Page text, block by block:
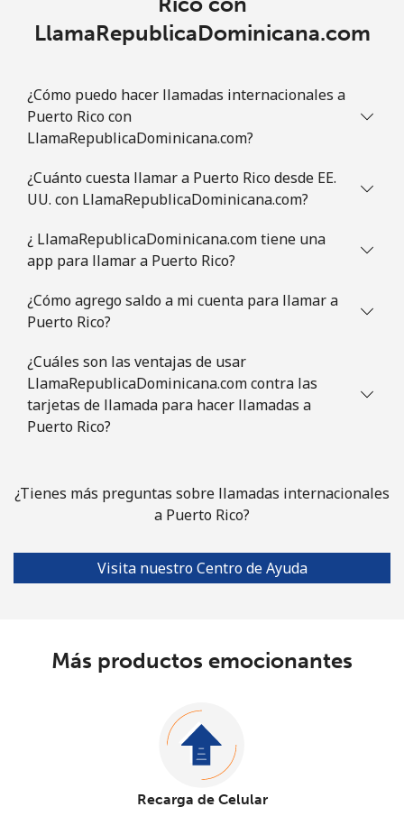
LlamaRepublicaDominicana.com
¿Cómo puedo hacer llamadas internacionales a
Puerto Rico con
LlamaRepublicaDominicana.com?
¿Cuánto cuesta llamar a Puerto Rico desde EE.
UU. con LlamaRepublicaDominicana.com?
¿ LlamaRepublicaDominicana.com tiene una
app para llamar a Puerto Rico?
¿Cómo agrego saldo a mi cuenta para llamar a
Puerto Rico?
¿Cuáles son las ventajas de usar
LlamaRepublicaDominicana.com contra las
tarjetas de llamada para hacer llamadas a
Puerto Rico?
¿Tienes más preguntas sobre llamadas internacionales
a Puerto Rico?
Visita nuestro Centro de Ayuda
Más productos emocionantes
Recarga de Celular